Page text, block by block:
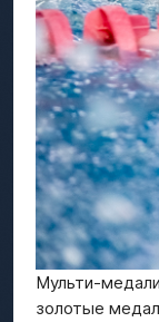
Мульти-
золотые